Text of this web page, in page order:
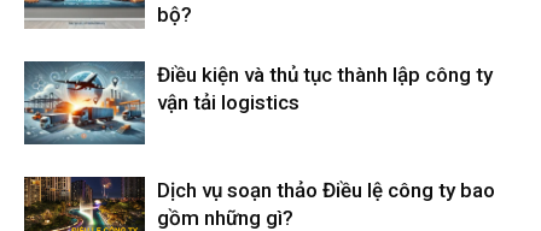
bộ?
Điều kiện và thủ tục thành lập công ty
vận tải logistics
Dịch vụ soạn thảo Điều lệ công ty bao
gồm những gì?